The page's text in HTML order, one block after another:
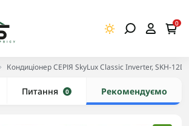
0
Кондиціонер СЕРІЯ SkyLux Classic Inverter, SKH-
Питання 0 Рекомендуємо